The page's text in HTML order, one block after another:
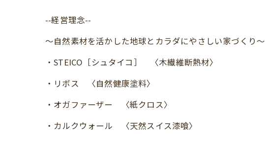
--経営理念--
～自然素材を活かした地球とカラダにやさしい家づくり～
・STEICO［シュタイコ］ 〈木繊維断熱材〉
・リボス 〈自然健康塗料〉
・オガファーザー 〈紙クロス〉
・カルクウォール 〈天然スイス漆喰〉